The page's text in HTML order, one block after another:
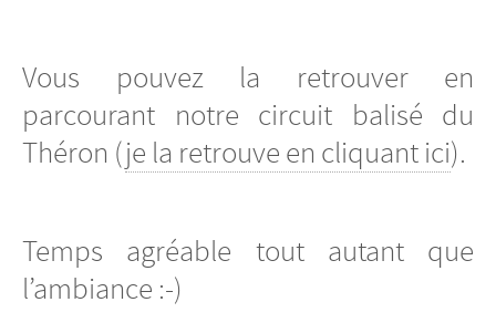
Vous pouvez la retrouver en
parcourant notre circuit balisé du
Théron (je la retrouve en cliquant ici).
Temps agréable tout autant que
l’ambiance :-)